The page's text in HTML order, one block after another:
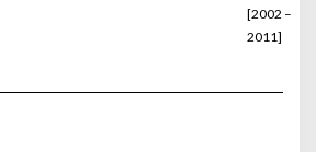
[2002 –
2011]